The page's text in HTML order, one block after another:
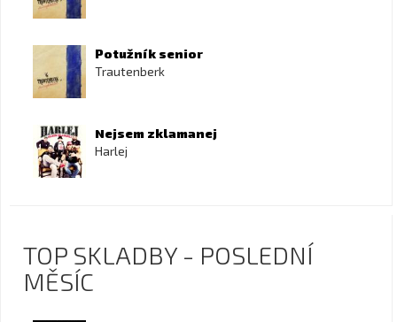
Potužník senior
Trautenberk
Nejsem zklamanej
Harlej
TOP SKLADBY - POSLEDNÍ
MĚSÍC